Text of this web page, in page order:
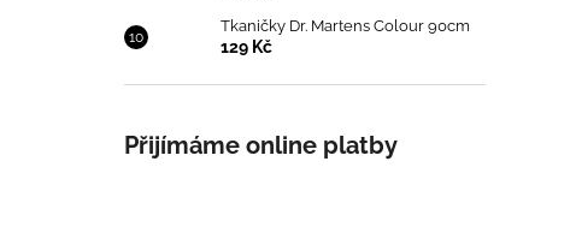
Tkaničky Dr. Martens Colour 90cm
129 Kč
Přijímáme online platby